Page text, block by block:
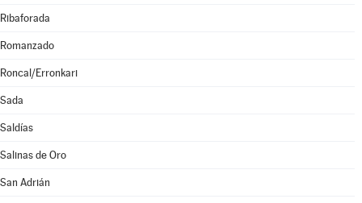
Ribaforada
Romanzado
Roncal/Erronkari
Sada
Saldías
Salinas de Oro
San Adrián